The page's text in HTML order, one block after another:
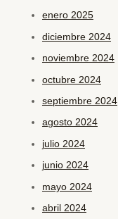
enero 2025
diciembre 2024
noviembre 2024
octubre 2024
septiembre 2024
agosto 2024
julio 2024
junio 2024
mayo 2024
abril 2024